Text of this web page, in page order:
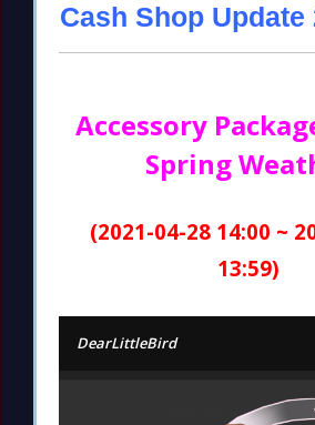
Cash Shop Update
Accessory
Spring
(2021-04-28 14:00 ~
13:59)
DearLittleBird